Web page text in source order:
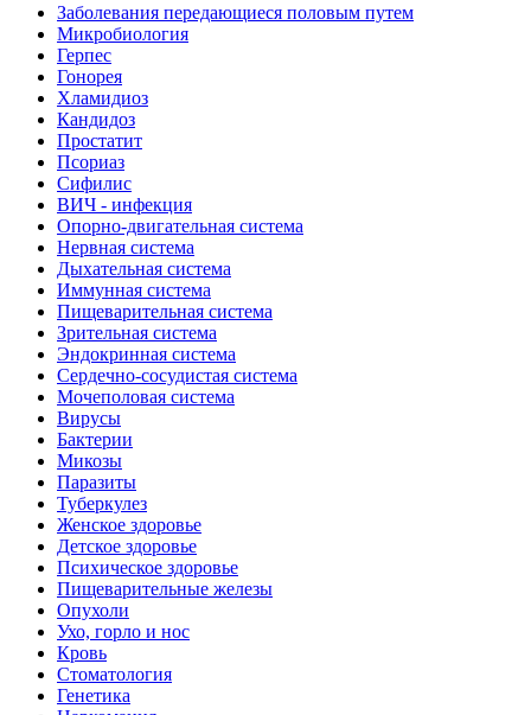
Заболевания передающиеся половым путем
Микробиология
Герпес
Гонорея
Хламидиоз
Кандидоз
Простатит
Псориаз
Сифилис
ВИЧ - инфекция
Опорно-двигательная система
Нервная система
Дыхательная система
Иммунная система
Пищеварительная система
Зрительная система
Эндокринная система
Сердечно-сосудистая система
Мочеполовая система
Вирусы
Бактерии
Микозы
Паразиты
Туберкулез
Женское здоровье
Детское здоровье
Психическое здоровье
Пищеварительные железы
Опухоли
Ухо, горло и нос
Кровь
Стоматология
Генетика